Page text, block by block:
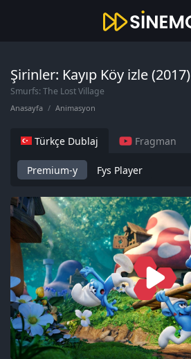
Şirinler: Kayıp Köy izle (2017)
Smurfs: The Lost Village
Anasayfa Animasyon
Türkçe Dublaj Fragman
Premium-y Fys Player